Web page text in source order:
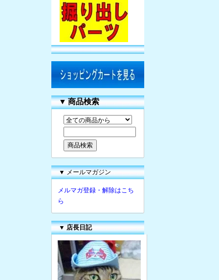
▼商品検索
▼ メールマガジン
メルマガ登録・解除はこち
ら
▼ 店長日記